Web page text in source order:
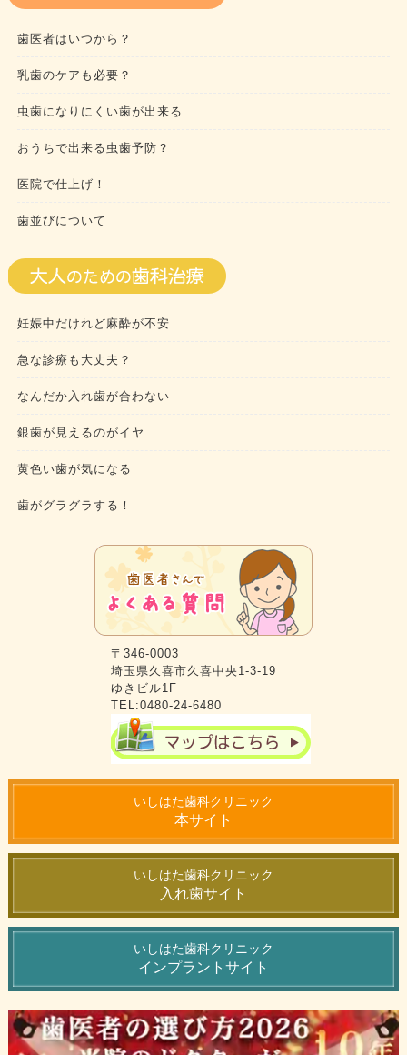
歯医者はいつから？
乳歯のケアも必要？
虫歯になりにくい歯が出来る
おうちで出来る虫歯予防？
医院で仕上げ！
歯並びについて
妊娠中だけれど麻酔が不安
急な診療も大丈夫？
なんだか入れ歯が合わない
銀歯が見えるのがイヤ
黄色い歯が気になる
歯がグラグラする！
〒346-0003
埼玉県久喜市久喜中央1-3-19
ゆきビル1F
TEL:0480-24-6480
いしはた歯科クリニック
本サイト
いしはた歯科クリニック
入れ歯サイト
いしはた歯科クリニック
インプラントサイト